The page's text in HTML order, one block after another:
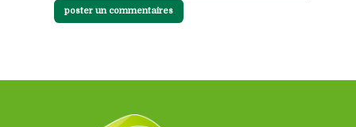
poster un commentaires